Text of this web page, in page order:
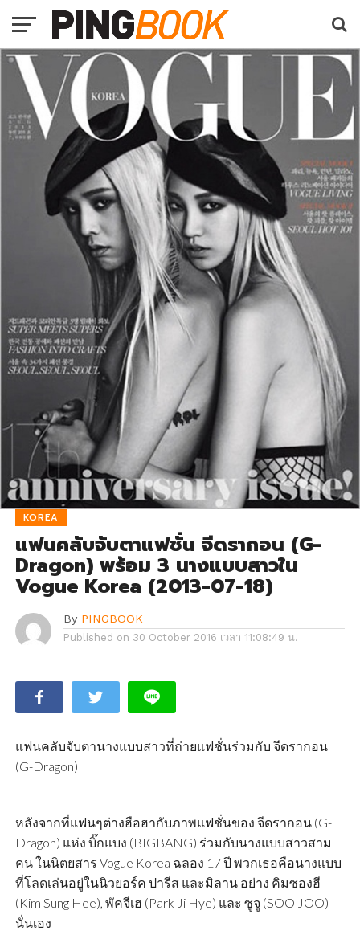
KOREA
แฟนคลับจับตาแฟชั่น จีดรากอน (G-
Dragon) พร้อม 3 นางแบบสาวใน
Vogue Korea (2013-07-18)
By PINGBOOK
Published on 30 October 2016 เวลา 11:08:49 น.
แฟนคลับจับตานางแบบสาวที่ถ่ายแฟชั่นร่วมกับ จีดรากอน
(G-Dragon)
หลังจากที่แฟนๆต่างฮือฮากับภาพแฟชั่นของ จีดรากอน (G-
Dragon) แห่ง บิ๊กแบง (BIGBANG) ร่วมกับนางแบบสาวสาม
คน ในนิตยสาร Vogue Korea ฉลอง 17 ปี พวกเธอคือนางแบบ
ที่โลดเล่นอยู่ในนิวยอร์ค ปารีส และมิลาน อย่าง คิมซองฮี
(Kim Sung Hee), พัคจีเฮ (Park Ji Hye) และ ซูจู (SOO JOO)
นั่นเอง